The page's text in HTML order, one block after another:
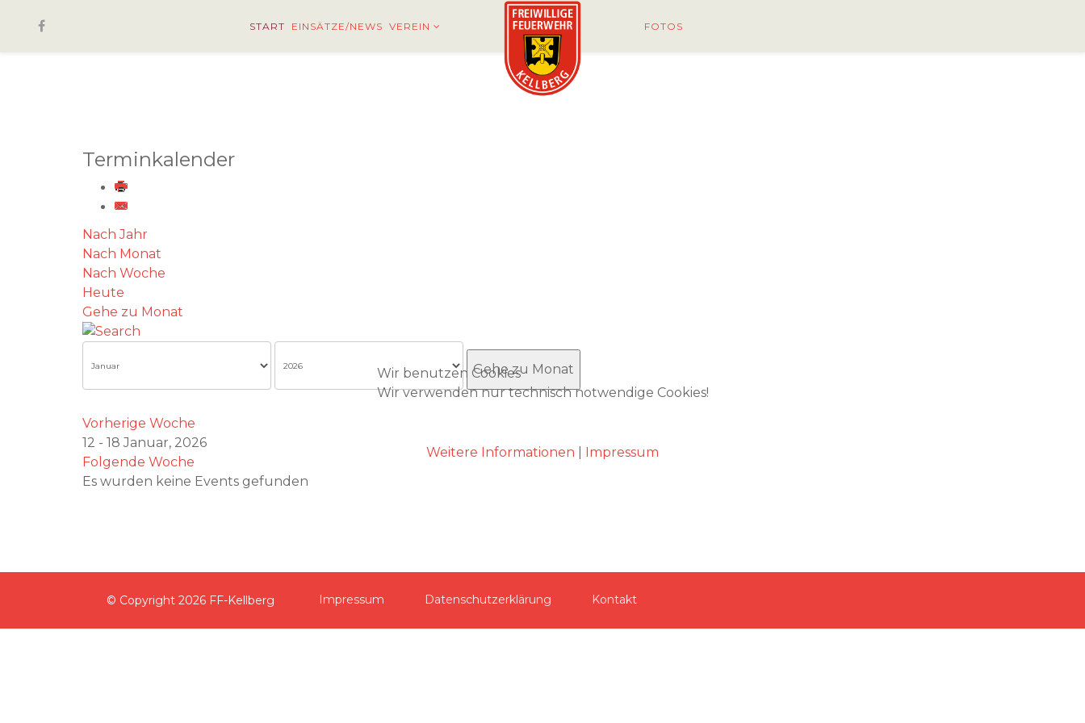
START EINSÄTZE/NEWS VEREIN FOTOS
Terminkalender
Nach Jahr
Nach Monat
Nach Woche
Heute
Gehe zu Monat
Gehe zu Monat
Vorherige Woche
12 - 18 Januar, 2026
Folgende Woche
Es wurden keine Events gefunden
© Copyright 2026 FF-Kellberg Impressum Datenschutzerklärung Kontakt
Wir benutzen Cookies
Wir verwenden nur technisch notwendige Cookies!
Weitere Informationen
Impressum